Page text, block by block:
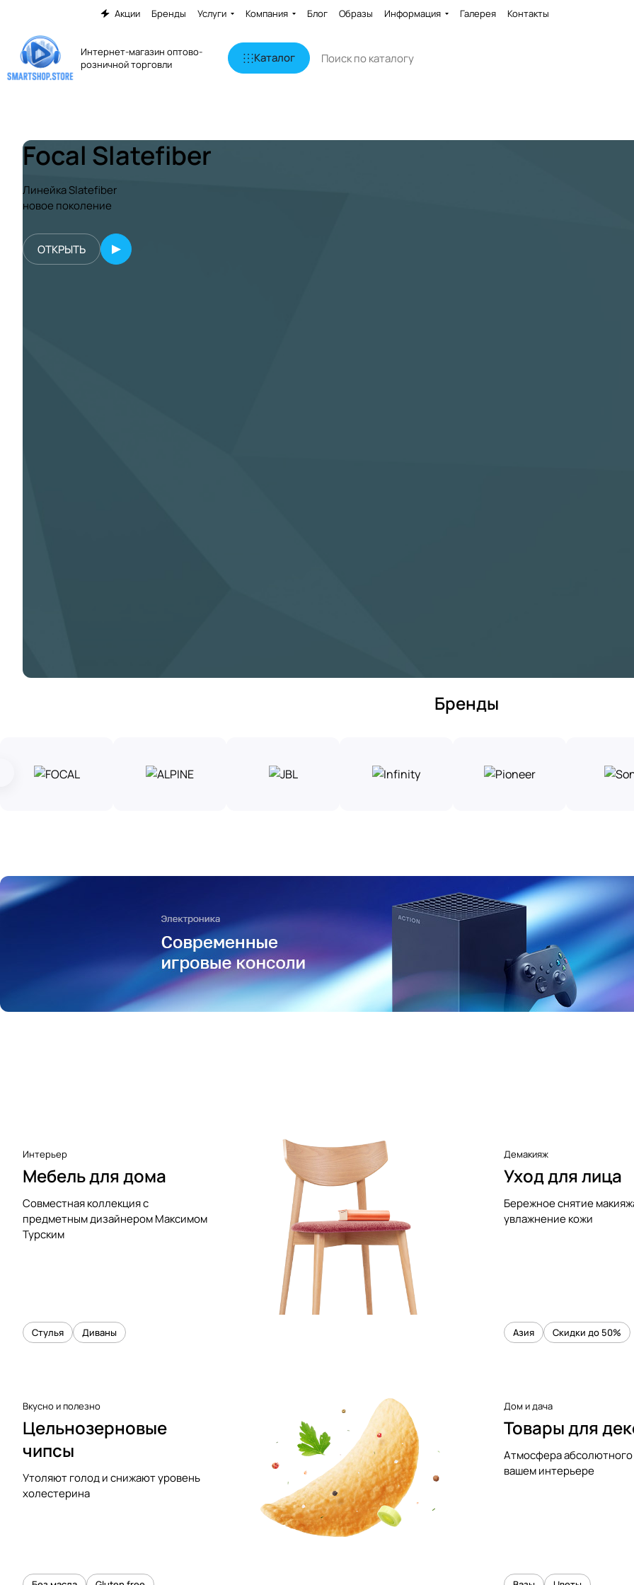
Акции Бренды Услуги Компания Блог Образы Информация Галерея Контакты
Интернет-магазин оптово-
розничной торговли
Каталог
Focal Slatefiber
Линейка Slatefiber
новое поколение
ОТКРЫТЬ
Бренды
Аксессуары к виниловым
проигрывателям
Интерьер
Мебель для дома
Совместная коллекция с
предметным дизайнером Максимом
Турским
Стулья Диваны
Демакияж
Уход для лица
Бережное снятие
увлажнение кожи
Азия Скидки до 50%
Вкусно и полезно
Цельнозерновые
чипсы
Утоляют голод и снижают уровень
холестерина
Дом и дача
Товары для
Атмосфера абсолютного
вашем интерьере